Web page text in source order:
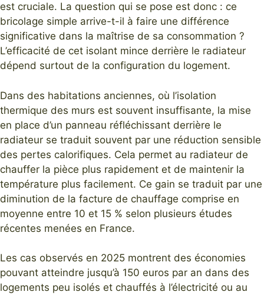
est cruciale. La question qui se pose est donc : ce
bricolage simple arrive-t-il à faire une différence
significative dans la maîtrise de sa consommation ?
L’efficacité de cet isolant mince derrière le radiateur
dépend surtout de la configuration du logement.
Dans des habitations anciennes, où l’isolation
thermique des murs est souvent insuffisante, la mise
en place d’un panneau réfléchissant derrière le
radiateur se traduit souvent par une réduction sensible
des pertes calorifiques. Cela permet au radiateur de
chauffer la pièce plus rapidement et de maintenir la
température plus facilement. Ce gain se traduit par une
diminution de la facture de chauffage comprise en
moyenne entre 10 et 15 % selon plusieurs études
récentes menées en France.
Les cas observés en 2025 montrent des économies
pouvant atteindre jusqu’à 150 euros par an dans des
logements peu isolés et chauffés à l’électricité ou au